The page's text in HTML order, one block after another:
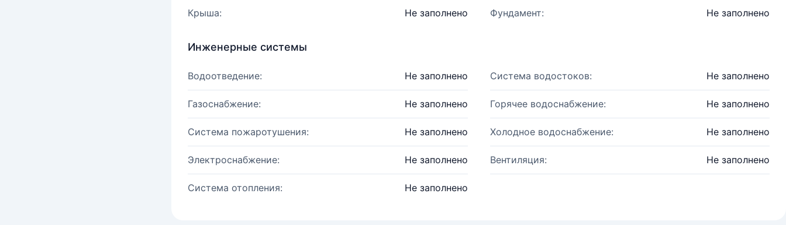
Крыша: Не заполнено Фундамент: Не заполнено
Инженерные системы
Водоотведение: Не заполнено Система водостоков: Не заполнено
Газоснабжение: Не заполнено Горячее водоснабжение: Не заполнено
Система пожаротушения: Не заполнено Холодное водоснабжение: Не заполнено
Электроснабжение: Не заполнено Вентиляция: Не заполнено
Система отопления: Не заполнено